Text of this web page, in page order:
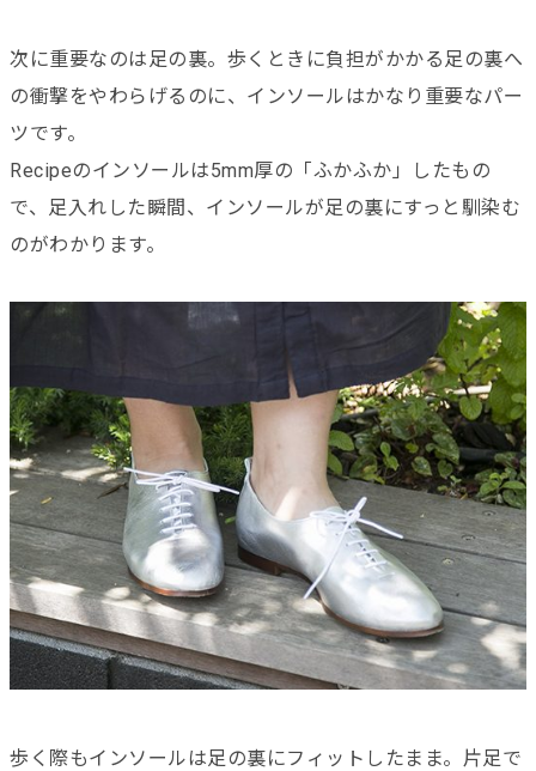
次に重要なのは足の裏。歩くときに負担がかかる足の裏へ
の衝撃をやわらげるのに、インソールはかなり重要なパー
ツです。
Recipeのインソールは5mm厚の「ふかふか」したもの
で、足入れした瞬間、インソールが足の裏にすっと馴染む
のがわかります。
歩く際もインソールは足の裏にフィットしたまま。片足で